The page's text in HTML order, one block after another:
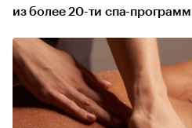
из более 20-ти спа-программ